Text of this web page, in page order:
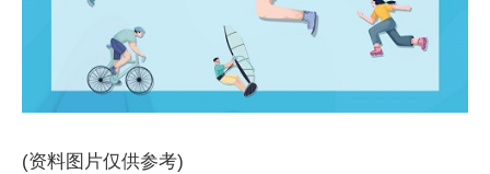
(资料图片仅供参考)